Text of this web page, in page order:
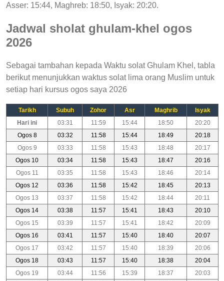
Asser: 15:44, Maghreb: 18:50, Isyak: 20:20.
Jadwal sholat ghulam-khel ogos
2026
Sebagai tambahan kepada Waktu solat Ghulam Khel, tabla
berikut menunjukkan waktus solat lima orang Muslim untuk
setiap hari kursus ogos saya 2026
Tarikh Subuh Zohor Asr Maghrib
Isyak
Hari ini
03:31 11:59 15:44 18:50
20:20
Ogos 8
03:32 11:58 15:44 18:49
20:18
Ogos 9
03:33 11:58 15:43 18:48
20:17
Ogos 10
03:34 11:58 15:43 18:47
20:16
Ogos 11
03:35 11:58 15:43 18:46
20:14
Ogos 12
03:36 11:58 15:42 18:45
20:13
Ogos 13
03:37 11:58 15:42 18:44
20:11
Ogos 14
03:38 11:57 15:41 18:43
20:10
Ogos 15
03:39 11:57 15:41 18:42
20:09
Ogos 16
03:41 11:57 15:40 18:40
20:07
Ogos 17
03:42 11:57 15:40 18:39
20:06
Ogos 18
03:43 11:57 15:40 18:38
20:04
Ogos 19
03:44 11:56 15:39 18:37
20:03